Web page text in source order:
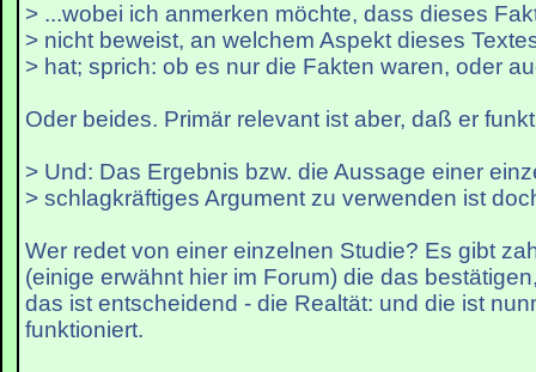
> ...wobei ich anmerken möchte, dass dieses
> nicht beweist, an welchem Aspekt dieses
> hat; sprich: ob es nur die Fakten waren, oder
Oder beides. Primär relevant ist aber, daß er
> Und: Das Ergebnis bzw. die Aussage einer
> schlagkräftiges Argument zu verwenden ist
Wer redet von einer einzelnen Studie? Es gibt
(einige erwähnt hier im Forum) die das
das ist entscheidend - die Realtät: und die ist
funktioniert.